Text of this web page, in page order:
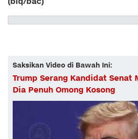
Saksikan Video di Bawah Ini:
Trump Serang Kandidat Senat
Dia Penuh Omong Kosong